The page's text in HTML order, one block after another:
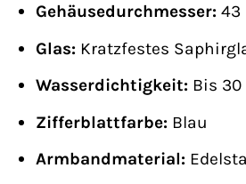
Gehäusedurchmesser:43
Glas:Kratzfestes
Wasserdichtigkeit:Bis 30
Zifferblattfarbe:Blau
Armbandmaterial: